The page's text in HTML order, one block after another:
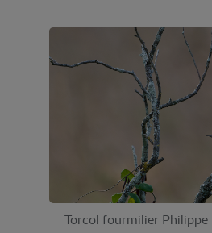
Torcol fourmilier Philippe